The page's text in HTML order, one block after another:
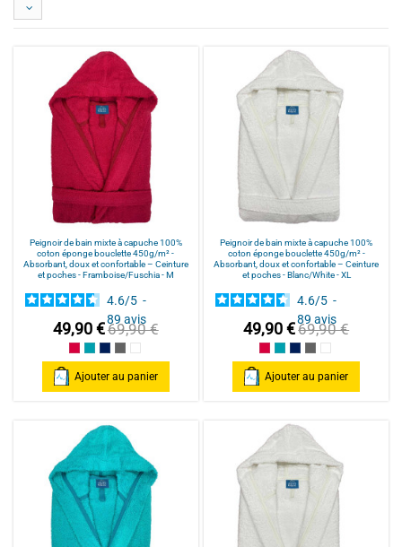
Peignoir de bain mixte à capuche 100%
coton éponge bouclette 450g/m² -
Absorbant, doux et confortable – Ceinture
et poches - Framboise/Fuschia - M
4.6/5 -
89 avis
49,90 €69,90 €
Framboise/Fuschia
Bleu Canard
Bleu Marine/Navy Blue
Gris/Grey
Blanc/White
Ajouter au panier
Peignoir de bain mixte à capuche 100%
coton éponge bouclette 450g/m² -
Absorbant, doux et confortable – Ceinture
et poches - Blanc/White - XL
4.6/5 -
89avis
49,90 €69,90 €
Framboise/Fuschia
Bleu Canard
Bleu Marine/Navy
Gris/Grey
Blanc/White
Ajouter au panier